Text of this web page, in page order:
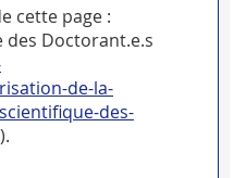
cette page :
des Doctorant.e.s
de-la-
des-
).